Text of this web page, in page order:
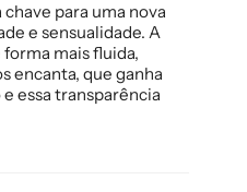
para uma nova
e sensualidade. A
mais fluida,
encanta, que ganha
essa transparência